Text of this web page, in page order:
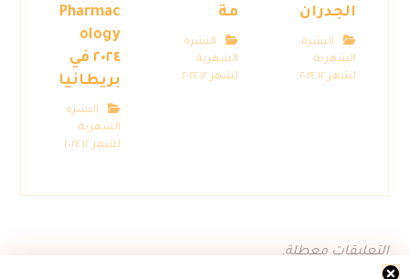
الجدران
النشرة
الشهرية
لشهر ١٢ ٢٠٢٤
مة
النشرة
الشهرية
لشهر ١٢ ٢٠٢٤
Pharmac
ology
٢٠٢٤ في
بريطانيا
النشرة
الشهرية
لشهر ١٢ ٢٠٢٤
التعليقات معطلة.